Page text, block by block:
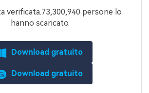
verificata.73,300,940 persone lo
hanno scaricato.
Download gratuito
Download gratuito